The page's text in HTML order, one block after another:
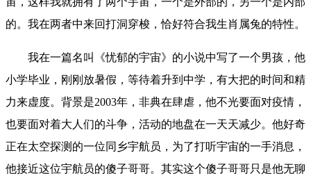
的。我在两者中来回打洞穿梭，恰好符合我生肖属兔的特性。
我在一篇名叫《忧郁的宇宙》的小说中写了一个男孩，他
小学毕业，刚刚放暑假，等待着升到中学，有大把的时间和精
力来虚度。背景是2003年，非典在肆虐，他不光要面对疫情，
也要面对着大人们的斗争，活动的地盘在一天天减少。他好奇
正在太空探测的一位同乡宇航员，为了打听宇宙的一手消息，
他接近这位宇航员的傻子哥哥。其实这个傻子哥哥只是他无聊